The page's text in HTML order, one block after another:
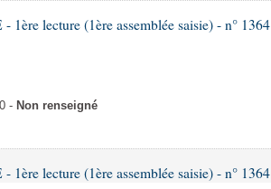
lecture (1ère assemblée saisie) - n° 1364
- Non renseigné
lecture (1ère assemblée saisie) - n° 1364